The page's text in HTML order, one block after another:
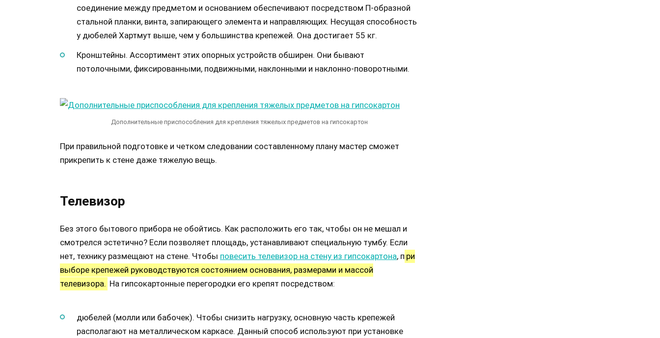
соединение между предметом и основанием обеспечивают посредством П-образной
стальной планки, винта, запирающего элемента и направляющих. Несущая способность
у дюбелей Хартмут выше, чем у большинства крепежей. Она достигает 55 кг.
Кронштейны. Ассортимент этих опорных устройств обширен. Они бывают
потолочными, фиксированными, подвижными, наклонными и наклонно-поворотными.
Дополнительные приспособления для крепления тяжелых предметов на гипсокартон
При правильной подготовке и четком следовании составленному плану мастер сможет
прикрепить к стене даже тяжелую вещь.
Телевизор
Без этого бытового прибора не обойтись. Как расположить его так, чтобы он не мешал и
смотрелся эстетично? Если позволяет площадь, устанавливают специальную тумбу. Если
нет, технику размещают на стене. Чтобы повесить телевизор на стену из гипсокартона, п ри
выборе крепежей руководствуются состоянием основания, размерами и массой
телевизора. На гипсокартонные перегородки его крепят посредством:
дюбелей (молли или бабочек). Чтобы снизить нагрузку, основную часть крепежей
располагают на металлическом каркасе. Данный способ используют при установке